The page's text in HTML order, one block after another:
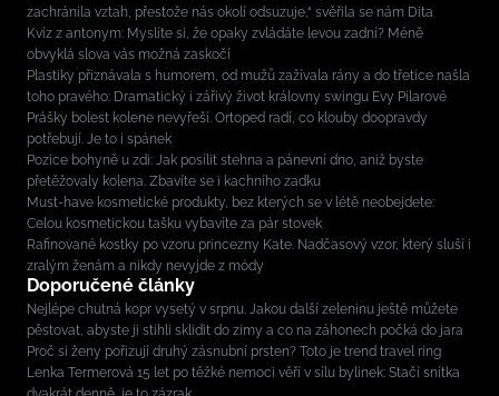
zachránila vztah, přestože nás okolí odsuzuje,“ svěřila se nám Dita
Kvíz z antonym: Myslíte si, že opaky zvládáte levou zadní? Méně
obvyklá slova vás možná zaskočí
Plastiky přiznávala s humorem, od mužů zažívala rány a do třetice našla
toho pravého: Dramatický i zářivý život královny swingu Evy Pilarové
Prášky bolest kolene nevyřeší. Ortoped radí, co klouby doopravdy
potřebují. Je to i spánek
Pozice bohyně u zdi: Jak posílit stehna a pánevní dno, aniž byste
přetěžovaly kolena. Zbavíte se i kachního zadku
Must-have kosmetické produkty, bez kterých se v létě neobejdete:
Celou kosmetickou tašku vybavíte za pár stovek
Rafinované kostky po vzoru princezny Kate. Nadčasový vzor, který sluší i
zralým ženám a nikdy nevyjde z módy
Doporučené články
Nejlépe chutná kopr vysetý v srpnu. Jakou další zeleninu ještě můžete
pěstovat, abyste ji stihli sklidit do zimy a co na záhonech počká do jara
Proč si ženy pořizují druhý zásnubní prsten? Toto je trend travel ring
Lenka Termerová 15 let po těžké nemoci věří v sílu bylinek: Stačí snítka